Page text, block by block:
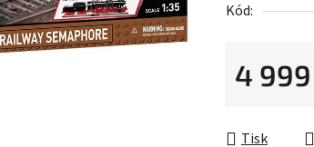
hvězdiček.
Kód:
4
Tisk